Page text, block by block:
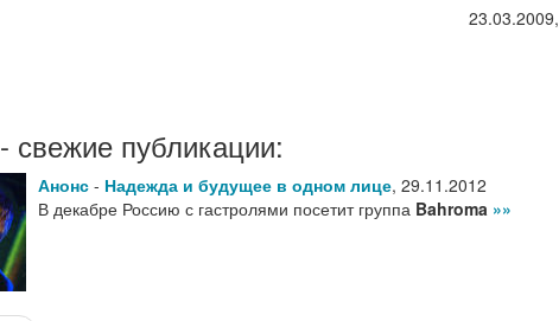
23.03.2009,
- свежие публикации:
Анонс - Надежда и будущее в одном лице, 29.11.2012
В декабре Россию с гастролями посетит группа Bahroma »»